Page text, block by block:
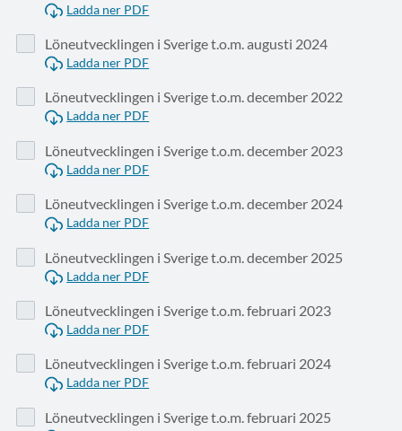
Ladda ner PDF
Löneutvecklingen i Sverige t.o.m. augusti 2024
Ladda ner PDF
Löneutvecklingen i Sverige t.o.m. december 2022
Ladda ner PDF
Löneutvecklingen i Sverige t.o.m. december 2023
Ladda ner PDF
Löneutvecklingen i Sverige t.o.m. december 2024
Ladda ner PDF
Löneutvecklingen i Sverige t.o.m. december 2025
Ladda ner PDF
Löneutvecklingen i Sverige t.o.m. februari 2023
Ladda ner PDF
Löneutvecklingen i Sverige t.o.m. februari 2024
Ladda ner PDF
Löneutvecklingen i Sverige t.o.m. februari 2025